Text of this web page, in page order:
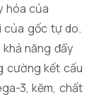
hóa của
của gốc tự do.
năng đẩy
cường kết cấu
3, kẽm, chất